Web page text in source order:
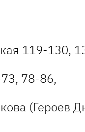
119-130,
78-86,
(Героев